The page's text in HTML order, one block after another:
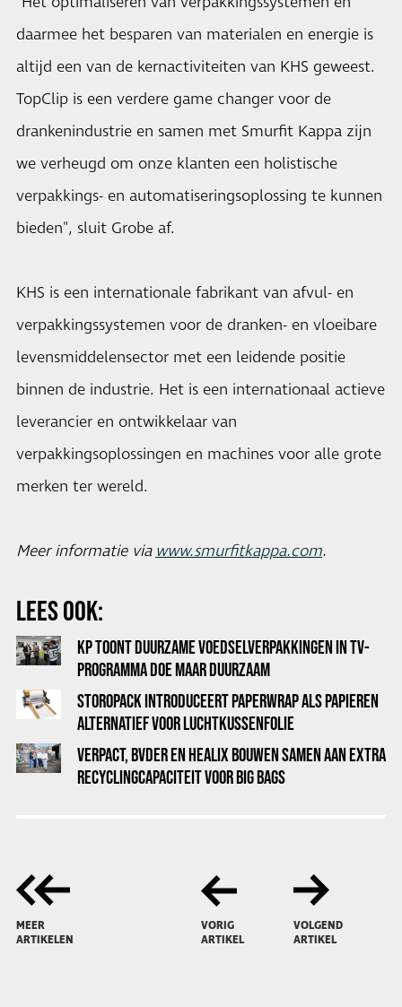
daarmee het besparen van materialen en energie is
altijd een van de kernactiviteiten van KHS geweest.
TopClip is een verdere game changer voor de
drankenindustrie en samen met Smurfit Kappa zijn
we verheugd om onze klanten een holistische
verpakkings- en automatiseringsoplossing te kunnen
bieden", sluit Grobe af.
KHS is een internationale fabrikant van afvul- en
verpakkingssystemen voor de dranken- en vloeibare
levensmiddelensector met een leidende positie
binnen de industrie. Het is een internationaal actieve
leverancier en ontwikkelaar van
verpakkingsoplossingen en machines voor alle grote
merken ter wereld.
Meer informatie viawww.smurfitkappa.com.
LEES OOK:
KP TOONT DUURZAME VOEDSELVERPAKKINGEN IN TV-
PROGRAMMA DOE MAAR DUURZAAM
STOROPACK INTRODUCEERT PAPERWRAP ALS PAPIEREN
ALTERNATIEF VOOR LUCHTKUSSENFOLIE
VERPACT, BVDER EN HEALIX BOUWEN SAMEN AAN EXTRA
RECYCLINGCAPACITEIT VOOR BIG BAGS
MEER
ARTIKELEN
VORIG
ARTIKEL
VOLGEND
ARTIKEL